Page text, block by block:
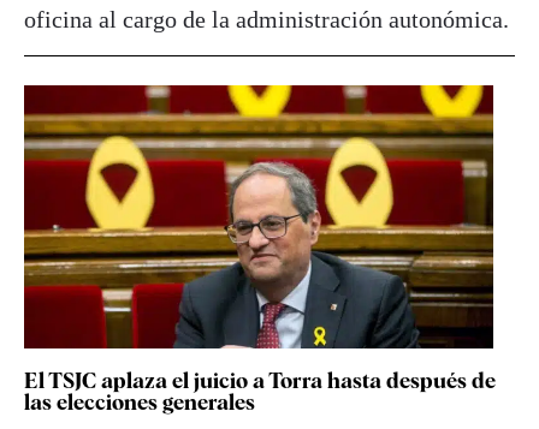
oficina al cargo de la administración autonómica.
El TSJC aplaza el juicio a Torra hasta después de
las elecciones generales